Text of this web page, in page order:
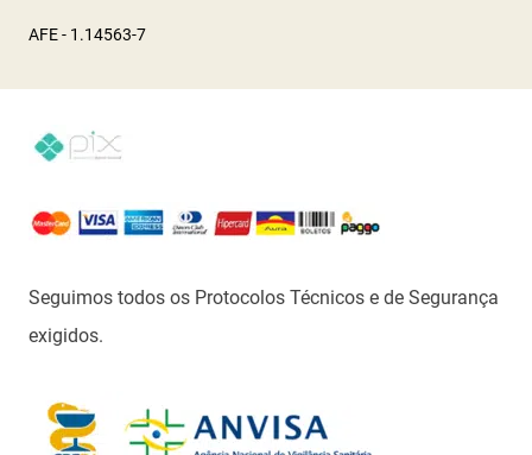
AFE - 1.14563-7
Seguimos todos os Protocolos Técnicos e de Segurança
exigidos.